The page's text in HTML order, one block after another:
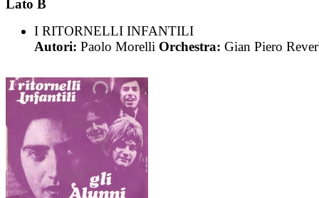
Lato B
I RITORNELLI INFANTILI
Autori: Paolo Morelli Orchestra: Gian Piero